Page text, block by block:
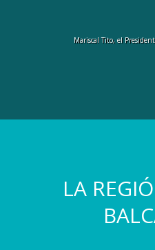
Mariscal Tito, el
LA